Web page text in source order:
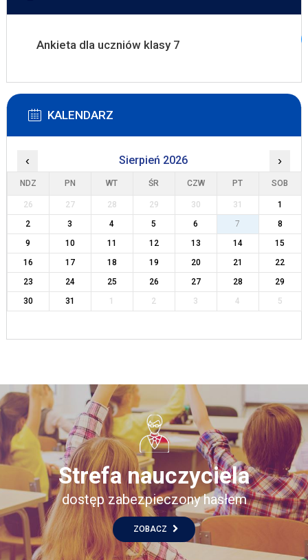
Ankieta dla uczniów klasy 7
KALENDARZ
‹ Sierpień 2026 ›
NDZ PN WT ŚR CZW PT SOB
26 27 28 29 30 31
1
2
3 4 5 6 7
8
9
10 11 12 13 14
15
16
17 18 19 20 21
22
23
24 25 26 27 28
29
30
31 1 2 3 4 5
Strefa nauczyciela
dostęp zabezpieczony hasłem
ZOBACZ